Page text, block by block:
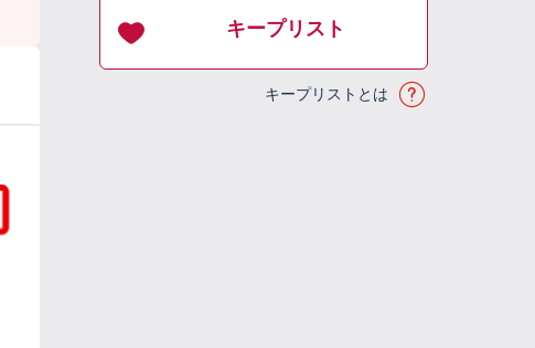
キープリスト
キープリストとは